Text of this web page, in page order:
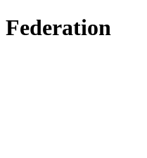
Federation